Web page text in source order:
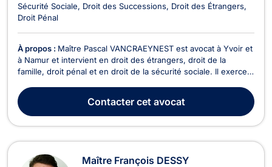
Sécurité Sociale
Droit des Successions Droit des Étrangers
Droit Pénal
À propos : Maître Pascal VANCRAEYNEST est avocat à Yvoir et
à Namur et intervient en droit des étrangers, droit de la
famille, droit pénal et en droit de la sécurité sociale. Il exerce
les demandes d'asile, de VISA, de regroupement familial,
d'admission au séjour sur le t...
Contactercet avocat
Maître François DESSY